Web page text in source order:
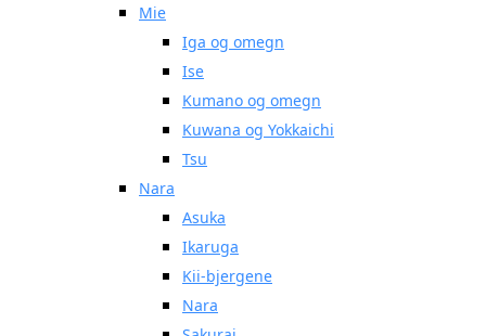
Mie
Iga og omegn
Ise
Kumano og omegn
Kuwana og Yokkaichi
Tsu
Nara
Asuka
Ikaruga
Kii-bjergene
Nara